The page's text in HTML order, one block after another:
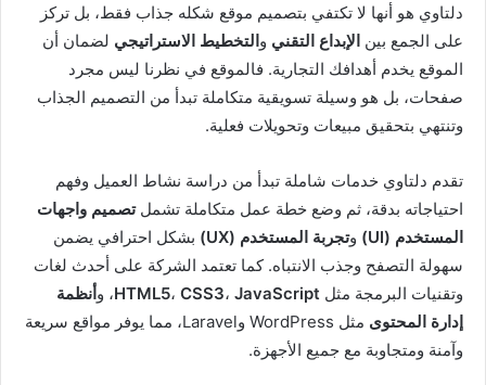
دلتاوي هو أنها لا تكتفي بتصميم موقع شكله جذاب فقط، بل تركز
على الجمع بين الإبداع التقني والتخطيط الاستراتيجي لضمان أن
الموقع يخدم أهدافك التجارية. فالموقع في نظرنا ليس مجرد
صفحات، بل هو وسيلة تسويقية متكاملة تبدأ من التصميم الجذاب
وتنتهي بتحقيق مبيعات وتحويلات فعلية.
تقدم دلتاوي خدمات شاملة تبدأ من دراسة نشاط العميل وفهم
احتياجاته بدقة، ثم وضع خطة عمل متكاملة تشملتصميم واجهات
المستخدم (UI)
وتجربة المستخدم (UX)
بشكل احترافي يضمن
سهولة التصفح وجذب الانتباه. كما تعتمد الشركة على أحدث لغات
وتقنيات البرمجة مثل
HTML5، CSS3، JavaScript ، وأنظمة
إدارة المحتوى
مثل WordPress وLaravel، مما يوفر مواقع سريعة
وآمنة ومتجاوبة مع جميع الأجهزة.